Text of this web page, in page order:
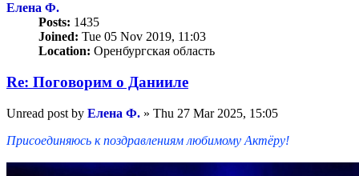
Елена Ф.
Posts: 1435
Joined: Tue 05 Nov 2019, 11:03
Location: Оренбургская область
Re: Поговорим o Данииле
Unread post by Елена Ф. » Thu 27 Mar 2025, 15:05
Присоединяюсь к поздравлениям любимому Актёру!